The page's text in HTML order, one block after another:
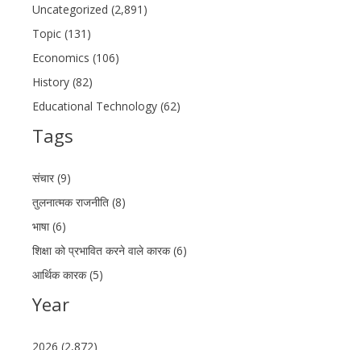
Uncategorized (2,891)
Topic (131)
Economics (106)
History (82)
Educational Technology (62)
Tags
संचार (9)
तुलनात्मक राजनीति (8)
भाषा (6)
शिक्षा को प्रभावित करने वाले कारक (6)
आर्थिक कारक (5)
Year
2026 (2,872)